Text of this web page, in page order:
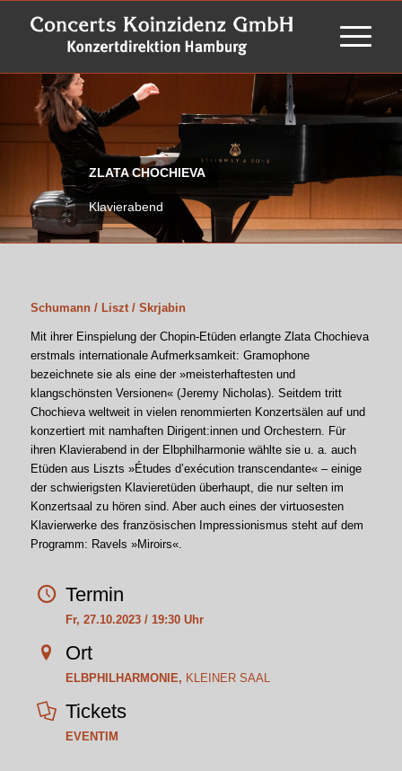
ZLATA CHOCHIEVA
Klavierabend
Schumann / Liszt / Skrjabin
Mit ihrer Einspielung der Chopin-Etüden erlangte Zlata Chochieva
erstmals internationale Aufmerksamkeit: Gramophone
bezeichnete sie als eine der »meisterhaftesten und
klangschönsten Versionen« (Jeremy Nicholas). Seitdem tritt
Chochieva weltweit in vielen renommierten Konzertsälen auf und
konzertiert mit namhaften Dirigent:innen und Orchestern. Für
ihren Klavierabend in der Elbphilharmonie wählte sie u. a. auch
Etüden aus Liszts »Études d’exécution transcendante« – einige
der schwierigsten Klavieretüden überhaupt, die nur selten im
Konzertsaal zu hören sind. Aber auch eines der virtuosesten
Klavierwerke des französischen Impressionismus steht auf dem
Programm: Ravels »Miroirs«.
Termin
Fr, 27.10.2023 / 19:30 Uhr
Ort
ELBPHILHARMONIE, KLEINER SAAL
Tickets
EVENTIM